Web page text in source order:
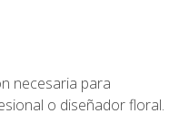
necesaria para
o diseñador floral.